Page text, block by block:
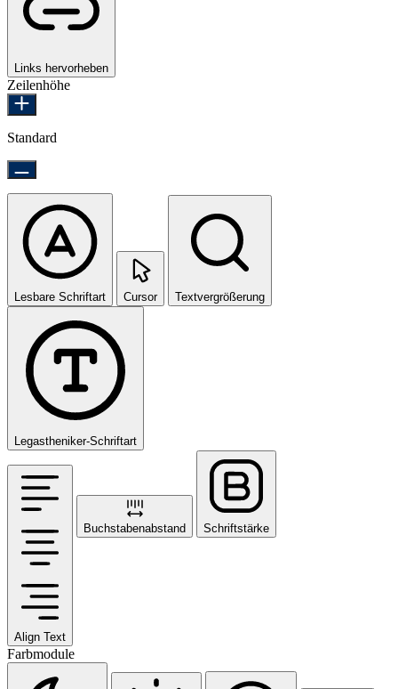
Links hervorheben
Zeilenhöhe
Standard
Lesbare Schriftart Cursor Textvergrößerung
Legastheniker-Schriftart
Align Text
Buchstabenabstand Schriftstärke
Farbmodule